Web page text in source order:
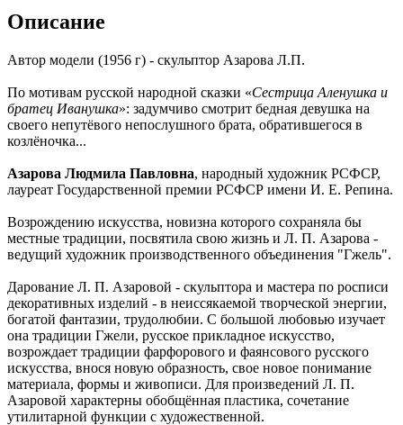
Описание
Автор модели (1956 г) - скульптор Азарова Л.П.
По мотивам русской народной сказки «Сестрица Аленушка и
братец Иванушка»: задумчиво смотрит бедная девушка на
своего непутёвого непослушного брата, обратившегося в
козлёночка...
Азарова Людмила Павловна, народный художник РСФСР,
лауреат Государственной премии РСФСР имени И. Е. Репина.
Возрождению искусства, новизна которого сохраняла бы
местные традиции, посвятила свою жизнь и Л. П. Азарова -
ведущий художник производственного объединения "Гжель".
Дарование Л. П. Азаровой - скульптора и мастера по росписи
декоративных изделий - в неиссякаемой творческой энергии,
богатой фантазии, трудолюбии. С большой любовью изучает
она традиции Гжели, русское прикладное искусство,
возрождает традиции фарфорового и фаянсового русского
искусства, внося новую образность, свое новое понимание
материала, формы и живописи. Для произведений Л. П.
Азаровой характерны обобщённая пластика, сочетание
утилитарной функции с художественной.